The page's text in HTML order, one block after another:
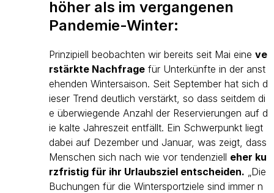
höher als im vergangenen
Pandemie-Winter:
Prinzipiell beobachten wir bereits seit Mai eine ve
rstärkte Nachfrage für Unterkünfte in der anst
ehenden Wintersaison. Seit September hat sich d
ieser Trend deutlich verstärkt, so dass seitdem di
e überwiegende Anzahl der Reservierungen auf d
ie kalte Jahreszeit entfällt. Ein Schwerpunkt liegt
dabei auf Dezember und Januar, was zeigt, dass
Menschen sich nach wie vor tendenziell eher ku
rzfristig für ihr Urlaubsziel entscheiden. „Die
Buchungen für die Wintersportziele sind immer n